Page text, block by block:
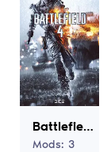
Battlefield 4
Mods: 3